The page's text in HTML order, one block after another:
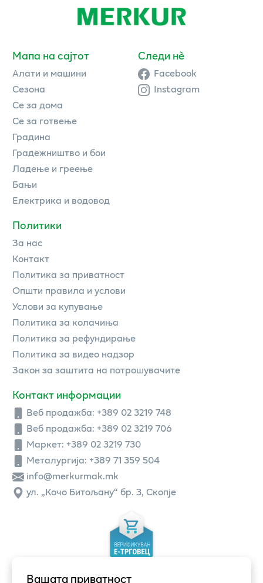
Вашата приватност
Мапа на сајтот
Алати и машини
Сезона
Се за дома
Се за готвење
Градина
Градежништво и бои
Ладење и греење
Бањи
Електрика и водовод
Политики
За нас
Контакт
Политика за приватност
Општи правила и услови
Услови за купување
Политика за колачиња
Политика за рефундирање
Политика за видео надзор
Закон за заштита на потрошувачите
Контакт информации
Веб продажба: +389 02 3219 748
Веб продажба: +389 02 3219 706
Маркет: +389 02 3219 730
Металургија: +389 71 359 504
info@merkurmak.mk
ул. „Кочо Битољану“ бр. 3, Скопје
Следи нè
Facebook
Instagram